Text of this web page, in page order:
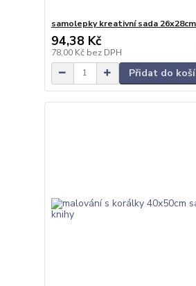
samolepky kreativní sada
94,38 Kč
78,00 Kč bez DPH
Přidat do